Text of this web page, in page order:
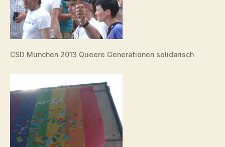
CSD München 2013 Queere Generationen solidarisch